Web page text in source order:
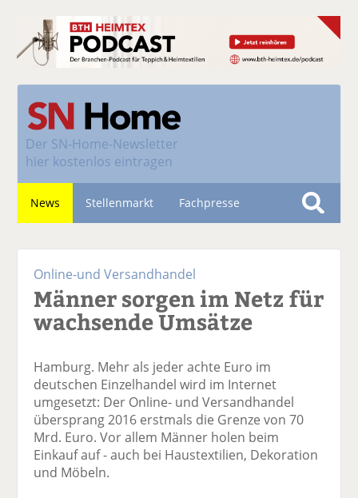
Der SN-Home-Newsletter
hier kostenlos eintragen
News Stellenmarkt Fachpresse
S
e
Online-und Versandhandel
Männer sorgen im Netz für
wachsende Umsätze
Hamburg. Mehr als jeder achte Euro im
deutschen Einzelhandel wird im Internet
umgesetzt: Der Online- und Versandhandel
übersprang 2016 erstmals die Grenze von 70
Mrd. Euro. Vor allem Männer holen beim
Einkauf auf - auch bei Haustextilien, Dekoration
und Möbeln.